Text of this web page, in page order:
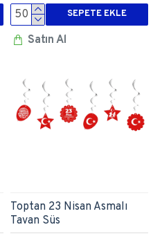
SEPETE EKLE
Satın Al
Toptan 23 Nisan Asmalı
Tavan Süs